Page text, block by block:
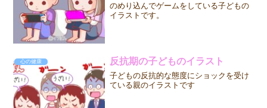
のめり込んでゲームをしている子どもの
イラストです。
心の健康 反抗期の子どものイラスト
子どもの反抗的な態度にショックを受け
ている親のイラストです